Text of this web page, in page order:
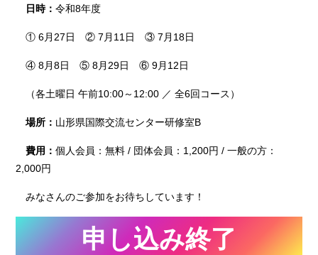
日時：令和8年度
① 6月27日 ② 7月11日 ③ 7月18日
④ 8月8日 ⑤ 8月29日 ⑥ 9月12日
（各土曜日 午前10:00～12:00 ／ 全6回コース）
場所： 山形県国際交流センター研修室B
費用：個人会員：無料 / 団体会員：1,200円 / 一般の方：
2,000円
みなさんのご参加をお待ちしています！
申し込み終了